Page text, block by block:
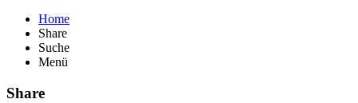
Home
Share
Suche
Menü
Share